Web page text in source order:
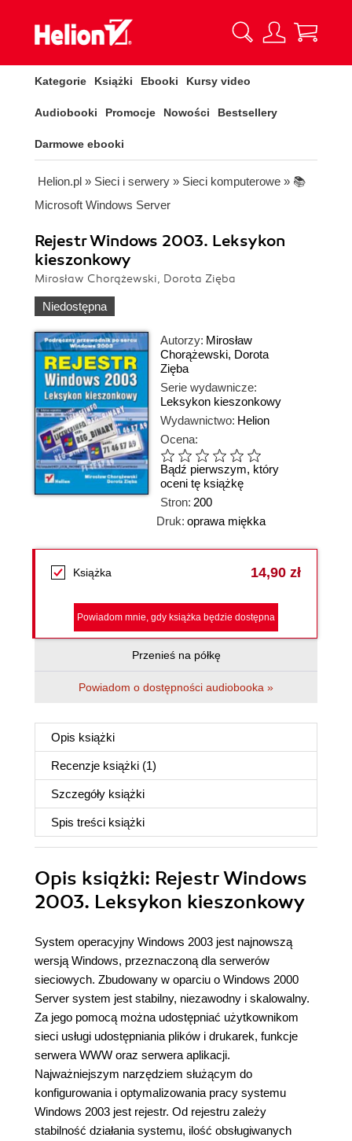
Kategorie Książki Ebooki Kursy video
Audiobooki Promocje Nowości Bestsellery
Darmowe ebooki
Helion.pl » Sieci i serwery » Sieci komputerowe » 📚
Microsoft Windows Server
Rejestr Windows 2003. Leksykon
kieszonkowy
Mirosław Chorążewski, Dorota Zięba
Niedostępna
Autorzy: Mirosław
Chorążewski, Dorota
Zięba
Serie wydawnicze:
Leksykon kieszonkowy
Wydawnictwo: Helion
Ocena:
Bądź pierwszym, który
oceni tę książkę
Stron: 200
Druk: oprawa miękka
Książka 14,90 zł
Powiadom mnie, gdy książka będzie dostępna
Przenieś na półkę
Powiadom o dostępności audiobooka »
Opis książki
Recenzje książki (1)
Szczegóły książki
Spis treści książki
Opis książki: Rejestr Windows
2003. Leksykon kieszonkowy
System operacyjny Windows 2003 jest najnowszą
wersją Windows, przeznaczoną dla serwerów
sieciowych. Zbudowany w oparciu o Windows 2000
Server system jest stabilny, niezawodny i skalowalny.
Za jego pomocą można udostępniać użytkownikom
sieci usługi udostępniania plików i drukarek, funkcje
serwera WWW oraz serwera aplikacji.
Najważniejszym narzędziem służącym do
konfigurowania i optymalizowania pracy systemu
Windows 2003 jest rejestr. Od rejestru zależy
stabilność działania systemu, ilość obsługiwanych